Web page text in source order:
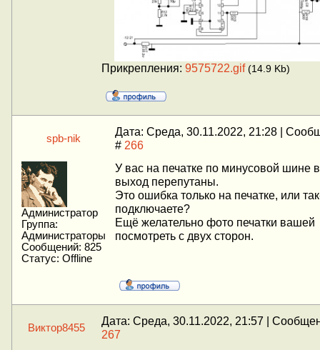
Прикрепления: 9575722.gif (14.9 Kb)
spb-nik
Дата: Среда, 30.11.2022, 21:28 |
# 266
Администратор
Группа:
Администраторы
Сообщений: 825
Статус: Offline
У вас на печатке по минусовой шине
выход перепутаны.
Это ошибка только на печатке, или
подключаете?
Ещё желательно фото печатки вашей
посмотреть с двух сторон.
Виктор8455
Дата: Среда, 30.11.2022, 21:57 |
267